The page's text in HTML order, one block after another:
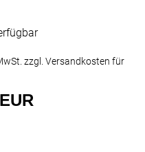
zzgl.Versandkosten für